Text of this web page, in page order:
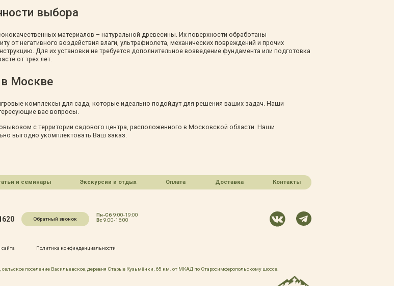
выбора
материалов – натуральной древесины. Их поверхности обработаны
негативного воздействия влаги, ультрафиолета, механических повреждений и прочих
Для их установки не требуется дополнительное возведение фундамента или подготовка
от трех лет.
Москве
комплексы для сада, которые идеально подойдут для решения ваших задач. Наши
вас вопросы.
с территории садового центра, расположенного в Московской области. Наши
выгодно укомплектовать Ваш заказ.
и семинары Экскурсии и отдых Оплата Доставка Контакты
Обратный звонок
Пн-Сб 9:00-19:00
Вс 9:00-16:00
сайта Политика конфинденциальности
поселение Васильевское, деревня Старые Кузьмёнки, 65 км. от МКАД по Старосимферопольскому шоссе.